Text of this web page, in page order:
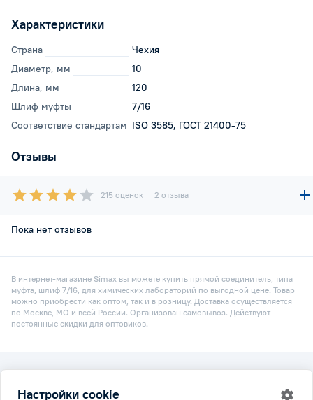
Характеристики
Страна
Чехия
Диаметр, мм
10
Длина, мм
120
Шлиф муфты
7/16
Соответствие стандартам ISO 3585, ГОСТ 21400-75
Отзывы
215 оценок 2 отзыва
Пока нет отзывов
В интернет-магазине Simax вы можете купить прямой соединитель, типа
муфта, шлиф 7/16, для химических лабораторий по выгодной цене. Товар
можно приобрести как оптом, так и в розницу. Доставка осуществляется
по Москве, МО и всей России. Организован самовывоз. Действуют
постоянные скидки для оптовиков.
Все права защищены.
Настройки cookie